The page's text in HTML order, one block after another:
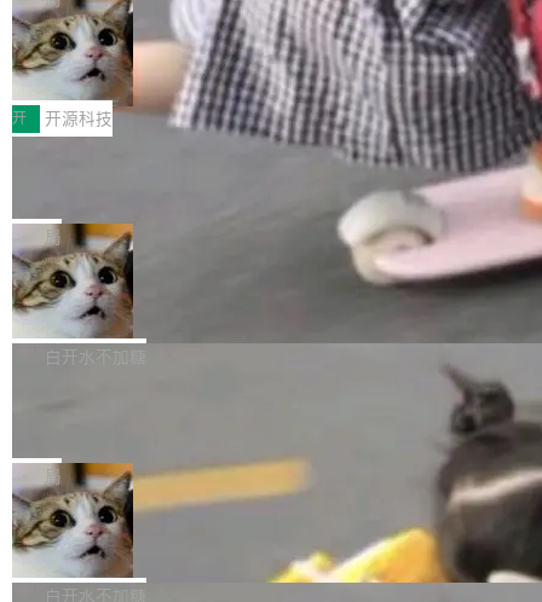
哪些组合有效，作者说，你得靠"文档、校验、或
者部落知识"。 换个写法。Rust 的 enum，两个
变体：Switchable...
有科技公司做的一样。只不过，实际上它不一
样。这是 Sandstorm.io 的重制版，我十年前的
那个创业公司。不同的是，这次它构建在 Cloudf
lare Workers 上——我花了九年时间搭建的平台
——并且深度集成了 AI。这基本上是我十年秘密
Workers 和 Durable Objects 的守护进程。 设
计思路很直接：每个对象是一个独立的 SQLite
数据库，按名称寻址，复制到你自己的 S3 兼容
存储库里。节点之间只通过这个存储库协调——
没有控制平面，没有共识协议。每个对象自带一
个小型数据库，应用天然按分片构建，单个数据
库的竞争和爆炸半径问题在设计层面就被消除
了。 闲置的 cell 会休眠到几乎不占资源。当 cel
l 迁移或唤醒时，新宿主从 S3 恢复 SQLite 数据
库继续执行。存储库是持久化的唯一真相...
鲁大师7月新机性能/流畅/AI榜：vivo夺
性能、流畅双第一，三星Galaxy Z系列
新折叠缺席
2026年7月的手机市场，由于存储等硬件成本暴
增，手机厂商的日子也不好过啊，新机速度明显
放缓，因此硝烟味淡了许多。新机参数规格除开
高价的三星折叠（三星Galaxy Z Fold8 Ultra / Z
Fold8 / Z Flip8）外，其余要么是中低端机器，
例如iQOO Z11i、REDMI Note 17、REDMI No
te 17 Pro、OPPO K15，要么是vivo X300 E这
样的次旗舰。 Galaxy Z Fold8 Ultra / Z Fold8 /
Z Flip8三款折叠屏新机均在7月22日发布，且全
部搭载骁龙8 Elite Gen5 for Galaxy，它们本该
开 开源科技
Zed 编辑器团队发布了新项目——DeltaDB，一
个在 git commit 之间记录每一次编辑操作的版
本控制系统。目前处于 Early Access 阶段。 De
ltaDB 的核心思路直接写在 landing page 最显
眼的位置：「Software is made between com
mits」——软件是在 commit 之间写出来的。git
是把这段空隙补上。 回退到任何一次编辑：Delt
aDB 捕获 commit 之间的每一次操作，...
局
SpaceXAI 单季资本开支达 183 亿美元
根据风险投资人Tomer Tunguz 博客（VC 分
析）披露的最新分析与第二季度业绩报告，Spac
微软同期总资本开支的四成。 与亚马逊、Alpha
bet、微软以及 Meta 等传统科技巨头相比，Spa
ceXAI的资金消耗速度尤为引人瞩目。然而，支
撑庞大支出的资金来源却呈现出截然不同的面
貌。数据显示，微软和 Meta 主要依托充沛的经
白开水不加糖
一个在终端里运行的编程 agent；Muse Spark
1.2，驱动这个 agent 的新模型。一句话概括：
你可以用 curl -fsSL https://dev.meta.ai/install.
sh | bash 安装一个能在大项目里自动规划、写
代码、验证结果的 AI 终端工具。 据介绍，Muse
局
美团开源 LoHoSearch，用知识图谱校
准 AI 能力认知
机器出题的前提，是让机器拥有全局视野。整个
构建流程可以分为四个环节：建图 → 控制难度
白开水不加糖